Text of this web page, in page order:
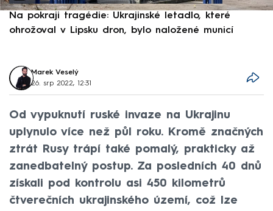
Na pokraji tragédie: Ukrajinské letadlo, které
ohrožoval v Lipsku dron, bylo naložené municí
Marek Veselý
26. srp 2022, 12:31
Od vypuknutí ruské invaze na Ukrajinu
uplynulo více než půl roku. Kromě značných
ztrát Rusy trápí také pomalý, prakticky až
zanedbatelný postup. Za posledních 40 dnů
získali pod kontrolu asi 450 kilometrů
čtverečních ukrajinského území, což lze